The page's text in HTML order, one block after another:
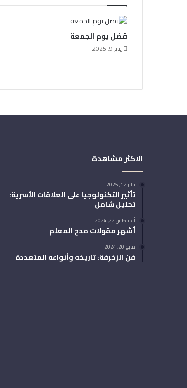
فضل يوم الجمعة
يناير 9, 2025
الاكثر مشاهدة
يناير 12, 2025
تأثير التكنولوجيا على العلاقات الأسرية:
تحليل شامل
أغسطس 22, 2024
أشهر مقولات مدح المعلم
مايو 20, 2024
فن الزخرفة: تاريخه وأنواعه المتعددة